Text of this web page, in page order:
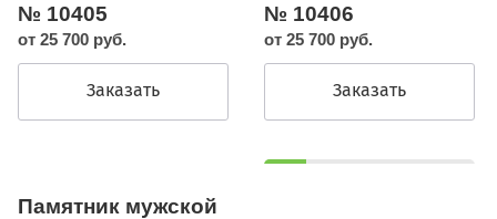
№ 10405
от 25 700 руб.
Заказать
№ 10406
от 25 700 руб.
Заказать
Памятник мужской